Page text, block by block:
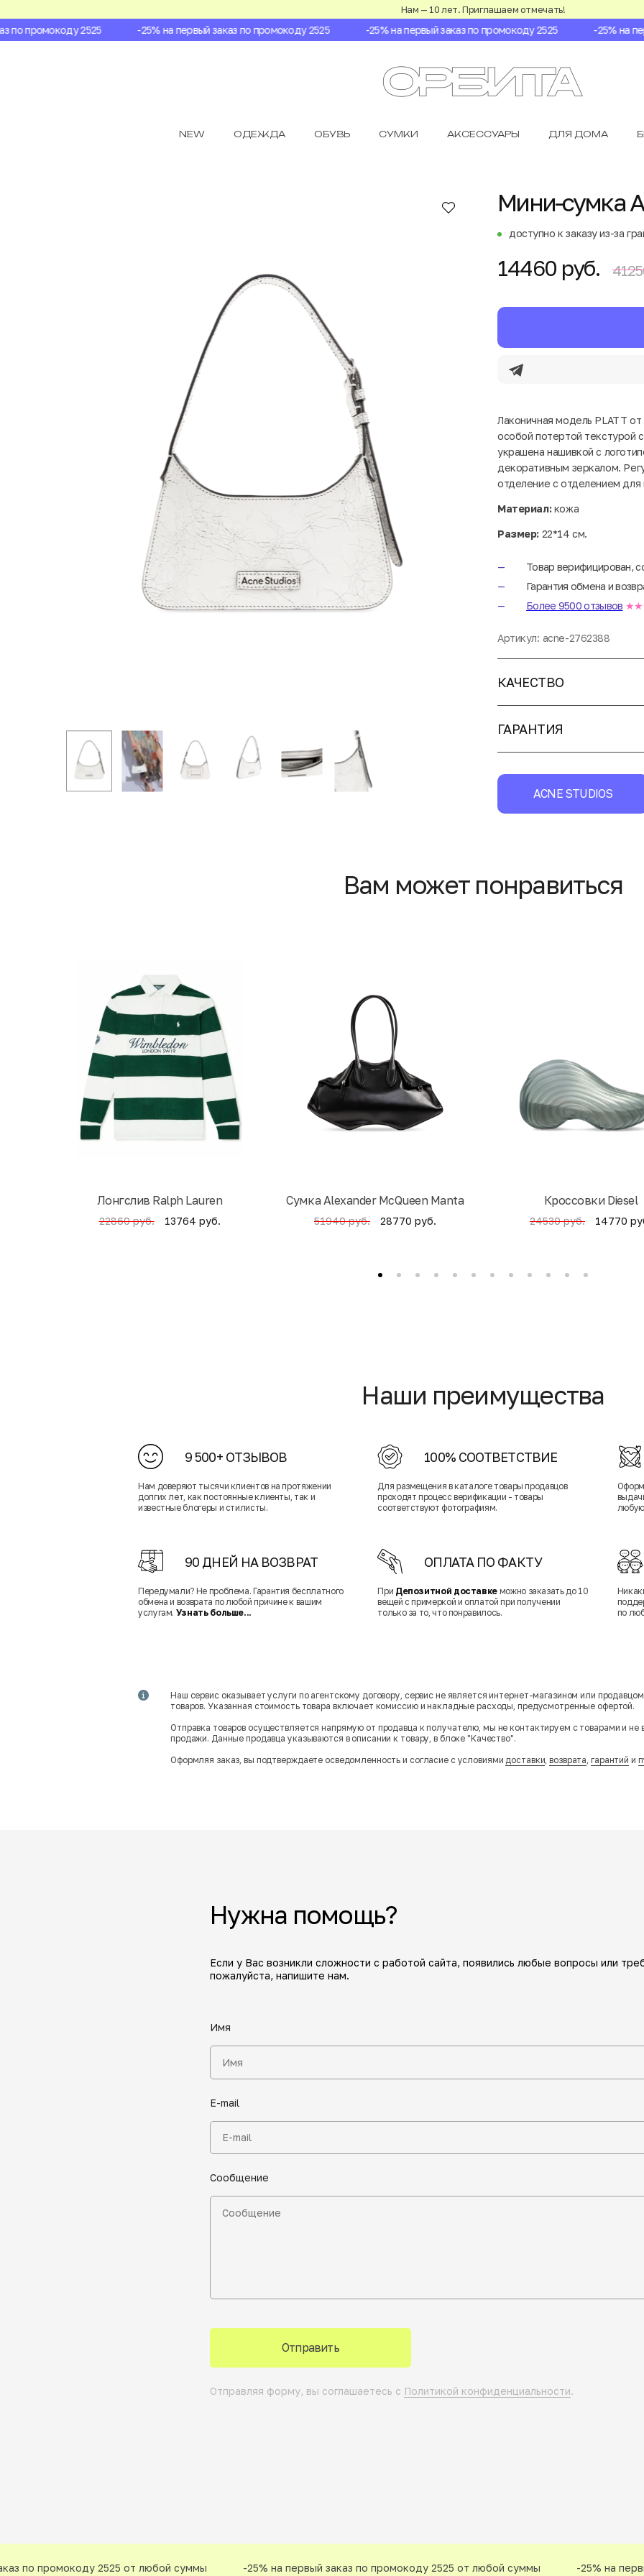
Нам — 10 лет. Приглашаем отмечать!
промокоду 2525 -25% на первый заказ по промокоду 2525 -25% на первый заказ по промокоду 2525 -25% на
NEW ОДЕЖДА ОБУВЬ СУМКИ АКСЕССУАРЫ ДЛЯ ДОМА
Мини-сумка
доступно к заказу из-за
14460 руб.
Лаконичная модель PLATT
особой потертой текстурой
украшена нашивкой с
декоративным зеркалом.
отделение с отделением для
Материал:кожа
Размер: 22*14 см.
Товар верифицирован,
Гарантия обмена и
Более 9500 отзывов
Артикул: acne-2762388
КАЧЕСТВО
ГАРАНТИЯ
ACNE STUDIOS
Вам может понравиться
Лонгслив Ralph Lauren
22860 руб. 13764 руб.
Cумка Alexander McQueen Manta
51940 руб. 28770 руб.
Кроссовки Diesel
24530 руб. 14770
Наши преимущества
9 500+ ОТЗЫВОВ
Нам доверяют тысячи клиентов на протяжении
долгих лет, как постоянные клиенты, так и
известные блогеры и стилисты.
100% СООТВЕТСТВИЕ
Для размещения в каталоге товары продавцов
проходят процесс верификации - товары
соответствуют фотографиям.
90 ДНЕЙ НА ВОЗВРАТ
Передумали? Не проблема. Гарантия бесплатного
обмена и возврата по любой причине к вашим
услугам. Узнать больше...
ОПЛАТА ПО ФАКТУ
При Депозитной доставке можно заказать до 10
вещей с примеркой и оплатой при получении
только за то, что понравилось.
по
Наш сервис оказывает услуги по агентскому договору, сервис не является интернет-магазином или
товаров. Указанная стоимость товара включает комиссию и накладные расходы, предусмотренные офертой.
Отправка товаров осуществляется напрямую от продавца к получателю, мы не контактируем с товарами и не
продажи. Данные продавца указываются в описании к товару, в блоке "Качество".
Оформляя заказ, вы подтверждаете осведомленность и согласие с условиямидоставки,возврата, гарантий и
Нужна помощь?
Если у Вас возникли сложности с работой сайта, появились любые вопросы или
пожалуйста, напишите нам.
Имя
E-mail
Сообщение
Отправить
Отправляя форму, вы соглашаетесь с Политикой конфиденциальности.
по промокоду 2525 от любой суммы -25% на первый заказ по промокоду 2525 от любой суммы -25% на